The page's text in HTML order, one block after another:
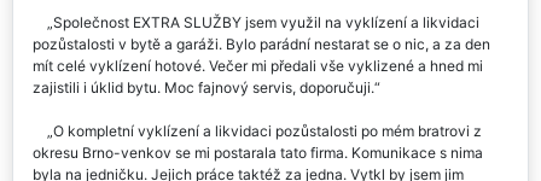
Společnost EXTRA SLUŽBY jsem využil na vyklízení a likvidaci
pozůstalosti v bytě a garáži. Bylo parádní nestarat se o nic, a za den
mít celé vyklízení hotové. Večer mi předali vše vyklizené a hned mi
zajistili i úklid bytu. Moc fajnový servis, doporučuji.
O kompletní vyklízení a likvidaci pozůstalosti po mém bratrovi z
okresu Brno-venkov se mi postarala tato firma. Komunikace s nima
byla na jedničku. Jejich práce taktéž za jedna. Vytkl by jsem jim